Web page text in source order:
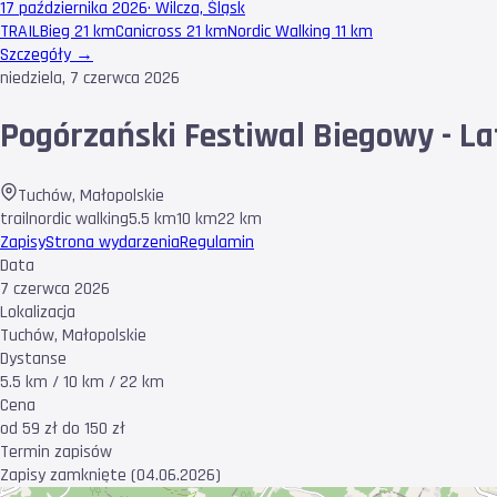
17 października 2026· Wilcza, Śląsk
TRAILBieg 21 kmCanicross 21 kmNordic Walking 11 km
Szczegóły →
niedziela, 7 czerwca 2026
Pogórzański Festiwal Biegowy -
Tuchów, Małopolskie
trailnordic walking5.5 km10 km22 km
ZapisyStrona wydarzeniaRegulamin
Data
7 czerwca 2026
Lokalizacja
Tuchów, Małopolskie
Dystanse
5.5 km / 10 km / 22 km
Cena
od 59 zł do 150 zł
Termin zapisów
Zapisy zamknięte (04.06.2026)